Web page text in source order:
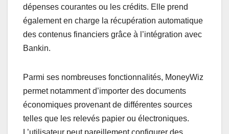
dépenses courantes ou les crédits. Elle prend
également en charge la récupération automatique
des contenus financiers grâce à l’intégration avec
Bankin.
Parmi ses nombreuses fonctionnalités, MoneyWiz
permet notamment d’importer des documents
économiques provenant de différentes sources
telles que les relevés papier ou électroniques.